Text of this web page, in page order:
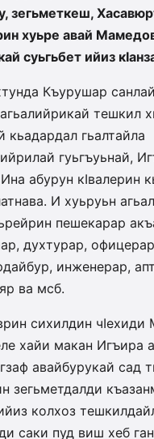
зегьметкеш,
хуьре авай
суьгьбет ийиз
Къурушар
тешкил
кьадардал гьалтайла
гуьгъуьнай,
абурун кIвалерин
И хуьруьн
пешекарар
духтурар,
инженерар,
ва мсб.
сихилдин чIехиди
хайи макан Игъира
авайбурукай сад
зегьметдалди
колхоз
саки пуд виш хеб